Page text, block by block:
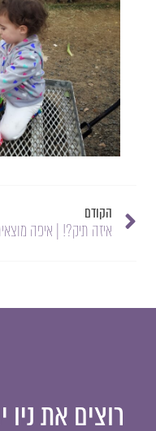
הקודם
רוצים את ניו